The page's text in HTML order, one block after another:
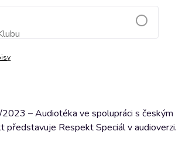
Přidat do košíku
– Audiotéka ve spolupráci s českým
představuje Respekt Speciál v audioverzi.